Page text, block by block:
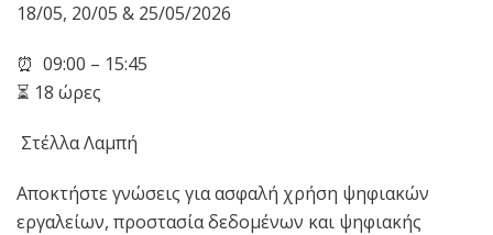
18/05, 20/05 & 25/05/2026
⏰ 09:00 – 15:45
⏳ 18 ώρες
‍ Στέλλα Λαμπή
Αποκτήστε γνώσεις για ασφαλή χρήση ψηφιακών
εργαλείων, προστασία δεδομένων και ψηφιακής